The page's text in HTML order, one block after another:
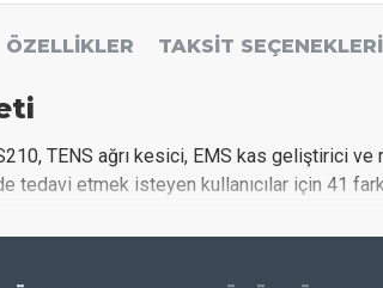
ÖZELLIKLER TAKSIT SEÇENEKLERI
TENS ağrı kesici, EMS kas geliştirici ve
tedavi etmek isteyen kullanıcılar için 41
ve Avantajlar
Teknoloji:
TENS (18 program), EMS (15